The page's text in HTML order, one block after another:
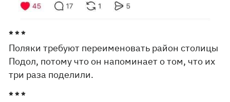
* * *
Поляки требуют переименовать район столицы
Подол, потому что он напоминает о том, что их
три раза поделили.
* * *